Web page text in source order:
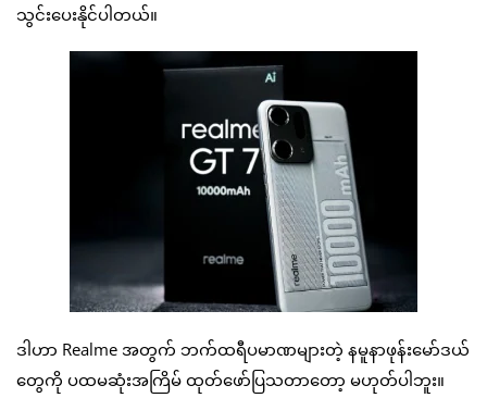
သွင်းပေးနိုင်ပါတယ်။
ဒါဟာ Realme အတွက် ဘက်ထရီပမာဏများတဲ့ နမူနာဖုန်းမော်ဒယ်
တွေကို ပထမဆုံးအကြိမ် ထုတ်ဖော်ပြသတာတော့ မဟုတ်ပါဘူး။